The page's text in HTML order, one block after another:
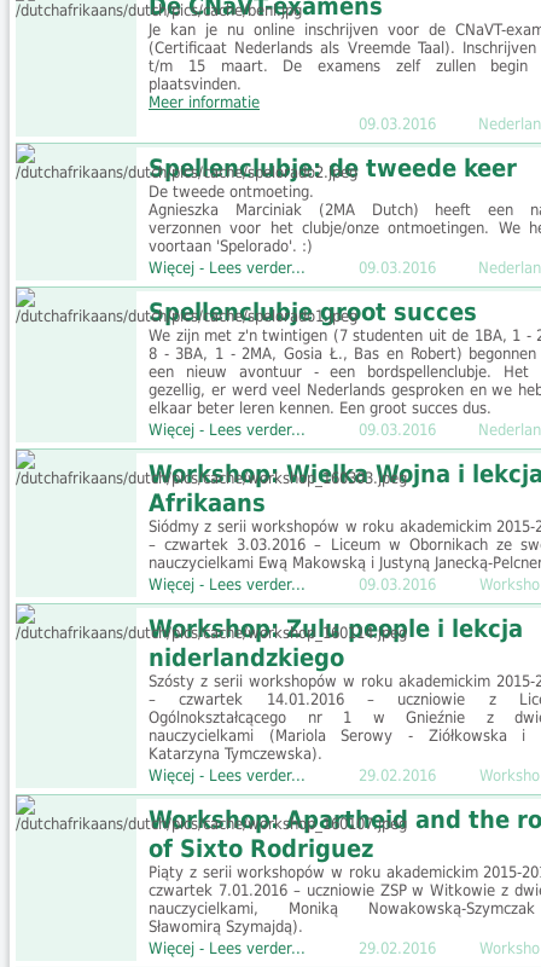
De CNaVT-examens
Je kan je nu online inschrijven voor de CNaVT-
(Certificaat Nederlands als Vreemde Taal).
t/m 15 maart. De examens zelf zullen begin
plaatsvinden.
Meer informatie
09.03.2016
Spellenclubje: de tweede keer
De tweede ontmoeting.
Agnieszka Marciniak (2MA Dutch) heeft een
verzonnen voor het clubje/onze ontmoetingen. We
voortaan 'Spelorado'. :)
Więcej - Lees verder...
09.03.2016
Spellenclubje groot succes
We zijn met z'n twintigen (7 studenten uit de 1BA, 1 -
8 - 3BA, 1 - 2MA, Gosia Ł., Bas en Robert) begonnen
een nieuw avontuur - een bordspellenclubje. Het
gezellig, er werd veel Nederlands gesproken en we
elkaar beter leren kennen. Een groot succes dus.
Więcej - Lees verder...
09.03.2016
Workshop: Wielka Wojna i
Afrikaans
Siódmy z serii workshopów w roku akademickim 2015-
– czwartek 3.03.2016 – Liceum w Obornikach ze
nauczycielkami Ewą Makowską i Justyną Janecką-
Więcej - Lees verder...
09.03.2016
Workshop: Zulu people i lekcja
niderlandzkiego
Szósty z serii workshopów w roku akademickim 2015-
– czwartek 14.01.2016 – uczniowie z
Ogólnokształcącego nr 1 w Gnieźnie z
nauczycielkami (Mariola Serowy - Ziółkowska i
Katarzyna Tymczewska).
Więcej - Lees verder...
29.02.2016
Workshop: Apartheid and the
of Sixto Rodriguez
Piąty z serii workshopów w roku akademickim 2015-
czwartek 7.01.2016 – uczniowie ZSP w Witkowie z
nauczycielkami, Moniką Nowakowską-
Sławomirą Szymajdą).
Więcej - Lees verder...
29.02.2016